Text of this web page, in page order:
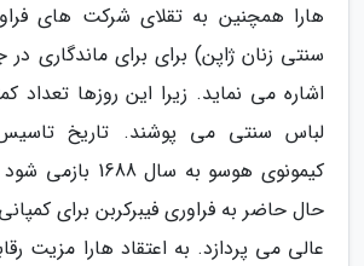
هارا همچنین به تقلای شرکت های
سنتی زنان ژاپن) برای برای ماندگاری
اشاره می نماید. زیرا این روزها تعداد
لباس سنتی می پوشند. تاریخ تاسیس
کیمونوی هوسو به
حال حاضر به فراوری فیبرکربن برای
عالی می پردازد. به اعتقاد هارا مزیت